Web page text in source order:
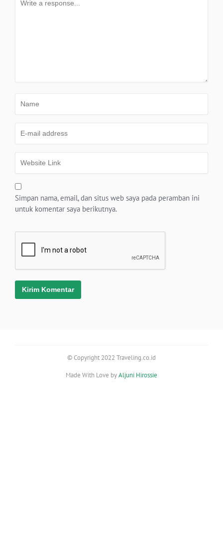
Simpan nama, email, dan situs web saya pada peramban ini
untuk komentar saya berikutnya.
© Copyright 2022 Traveling.co.id
Made With Love byAljuni Hirossie